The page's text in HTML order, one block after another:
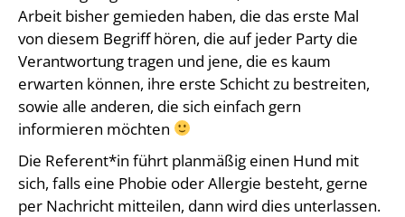
Arbeit bisher gemieden haben, die das erste Mal
von diesem Begriff hören, die auf jeder Party die
Verantwortung tragen und jene, die es kaum
erwarten können, ihre erste Schicht zu bestreiten,
sowie alle anderen, die sich einfach gern
informieren möchten
Die Referent*in führt planmäßig einen Hund mit
sich, falls eine Phobie oder Allergie besteht, gerne
per Nachricht mitteilen, dann wird dies unterlassen.